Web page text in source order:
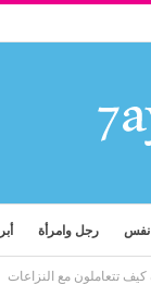
نفس رجل وامرأة
تتعاملون مع النزاعات